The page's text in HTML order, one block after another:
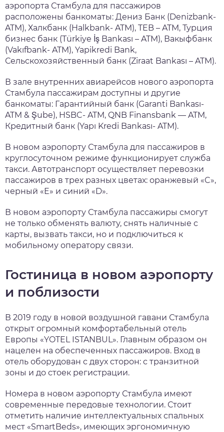
аэропорта Стамбула для пассажиров
расположены банкоматы: Дениз Банк (Denizbank-
ATM), Халкбанк (Halkbank- ATM), TEB – ATM, Турция
бизнес банк (Türkiye İş Bankası – ATM), Вакыфбанк
(Vakıfbank- ATM), Yapikredi Bank,
Сельскохозяйственный банк (Ziraat Bankası – ATM).
В зале внутренних авиарейсов нового аэропорта
Стамбула пассажирам доступны и другие
банкоматы: Гарантийный банк (Garanti Bankası-
ATM & Şube), HSBC- ATM, QNB Finansbank — ATM,
Кредитный банк (Yapı Kredi Bankası- ATM).
В новом аэропорту Стамбула для пассажиров в
круглосуточном режиме функционирует служба
такси. Автотранспорт осуществляет перевозки
пассажиров в трех разных цветах: оранжевый «C»,
черный «E» и синий «D».
В новом аэропорту Стамбула пассажиры смогут
не только обменять валюту, снять наличные с
карты, вызвать такси, но и подключиться к
мобильному оператору связи.
Гостиница в новом аэропорту
и поблизости
В 2019 году в новой воздушной гавани Стамбула
открыт огромный комфортабельный отель
Европы «YOTEL ISTANBUL». Главным образом он
нацелен на обеспеченных пассажиров. Вход в
отель оборудован с двух сторон: с транзитной
зоны и до стоек регистрации.
Номера в новом аэропорту Стамбула имеют
современные передовые технологии. Стоит
отметить наличие интеллектуальных спальных
мест «SmartBeds», имеющих эргономичную